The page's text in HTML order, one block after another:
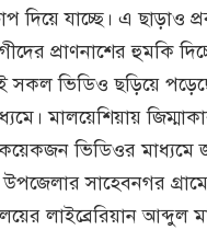
দিয়ে যাচ্ছে। এ ছাড়াও
প্রাণনাশের হুমকি
সকল ভিডিও ছড়িয়ে
মালয়েশিয়ায়
ভিডিওর মাধ্যমে
উপজেলার সাহেবনগর
লাইব্রেরিয়ান আব্দুল